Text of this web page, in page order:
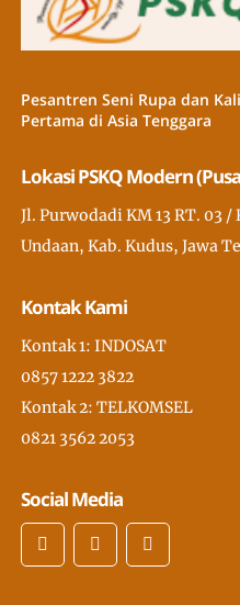
Pesantren Seni Rupa dan
Pertama di Asia Tenggara
Lokasi PSKQ Modern
Jl. Purwodadi KM 13 RT. 03 /
Undaan, Kab. Kudus, Jawa
Kontak Kami
Kontak 1: INDOSAT
0857 1222 3822
Kontak 2: TELKOMSEL
0821 3562 2053
Social Media